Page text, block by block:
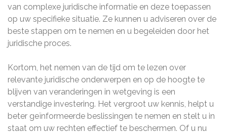
van complexe juridische informatie en deze toepassen
op uw specifieke situatie. Ze kunnen u adviseren over de
beste stappen om te nemen en u begeleiden door het
juridische proces.
Kortom, het nemen van de tijd om te lezen over
relevante juridische onderwerpen en op de hoogte te
blijven van veranderingen in wetgeving is een
verstandige investering. Het vergroot uw kennis, helpt u
beter geïnformeerde beslissingen te nemen en stelt u in
staat om uw rechten effectief te beschermen. Of u nu